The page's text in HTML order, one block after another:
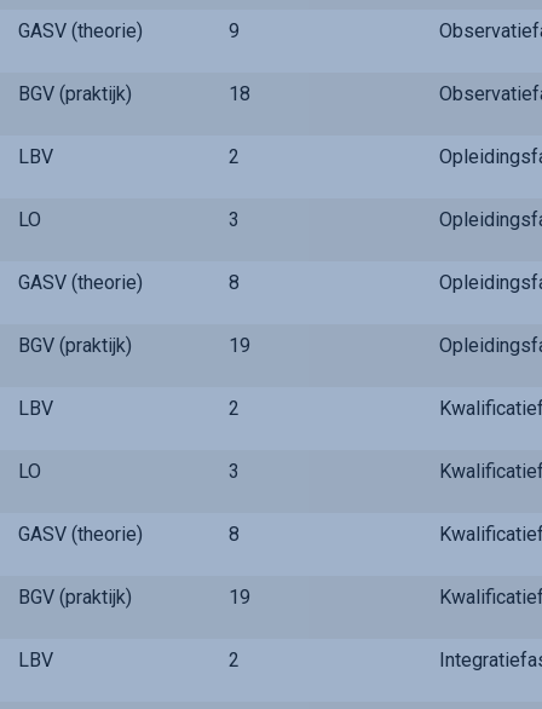
GASV (theorie) 9
BGV (praktijk) 18
LBV 2
LO 3
GASV (theorie) 8
BGV (praktijk) 19
LBV 2
LO 3
GASV (theorie) 8
BGV (praktijk) 19
LBV 2